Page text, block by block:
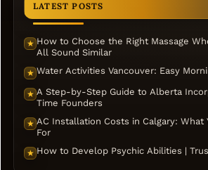
LATEST POSTS
★ How to Choose the Right Massage
All Sound Similar
★ Water Activities Vancouver: Easy
★ A Step-by-Step Guide to Alberta
Time Founders
★ AC Installation Costs in Calgary: What
For
★ How to Develop Psychic Abilities |